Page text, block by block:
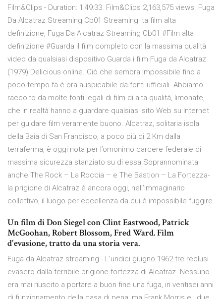
Film&Clips - Duration: 1:49:33. Film&Clips 2,163,575 views. Fuga
Da Alcatraz Streaming Cb01 Streaming ita film alta
definizione, Fuga Da Alcatraz Streaming Cb01 #Film alta
definizione #Guarda il film completo con la massima qualità
video da qualsiasi dispositivo Guarda i film Fuga da Alcatraz
(1979) Delicious online. Ciò che sembra impossibile fino a
poco tempo fa è ora auspicabile da fonti ufficiali. Abbiamo
raccolto da molte fonti legali di film di alta qualità, limonate,
che in realtà hanno a guardare qualsiasi sito Web su Internet
per guidare film veramente buono. Alcatraz, solitaria isola
della Baia di San Francisco, a poco più di 2 Km dalla
terraferma, è oggi nota per l’omonimo carcere federale di
massima sicurezza stanziato su di essa.Soprannominata
anche The Rock – La Roccia – e The Bastion – La Fortezza-
la prigione di Alcatraz è ancora oggi, nell’immaginario
collettivo, il luogo per eccellenza da cui è impossibile fuggire.
Un film di Don Siegel con Clint Eastwood, Patrick
McGoohan, Robert Blossom, Fred Ward. Film
d'evasione, tratto da una storia vera.
Fuga da Alcatraz streaming - L'undici giugno 1962 tre reclusi
evasero dalla terribile prigione-fortezza di Alcatraz. Nessuno
era mai riuscito a portare a buon fine una fuga, in ventisei anni